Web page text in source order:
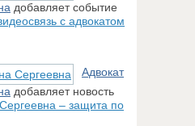
добавляет событие
с адвокатом
Адвокат
добавляет новость
– защита по